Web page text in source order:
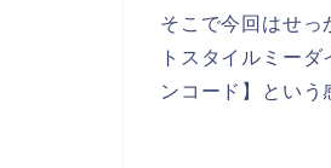
そこで今回はせっ
トスタイルミー
ンコード】という